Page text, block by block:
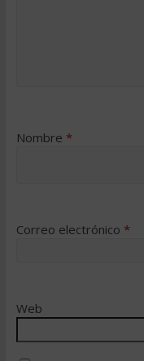
Nombre *
Correo electrónico *
Web